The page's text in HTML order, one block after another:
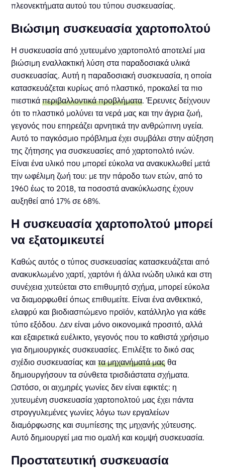
πλεονεκτήματα αυτού του τύπου συσκευασίας.
Βιώσιμη συσκευασία χαρτοπολτού
Η συσκευασία από χυτευμένο χαρτοπολτό αποτελεί μια
βιώσιμη εναλλακτική λύση στα παραδοσιακά υλικά
συσκευασίας. Αυτή η παραδοσιακή συσκευασία, η οποία
κατασκευάζεται κυρίως από πλαστικό, προκαλεί τα πιο
πιεστικάπεριβαλλοντικά προβλήματα. Έρευνες δείχνουν
ότι το πλαστικό μολύνει τα νερά μας και την άγρια ζωή,
γεγονός που επηρεάζει αρνητικά την ανθρώπινη υγεία.
Αυτό το παγκόσμιο πρόβλημα έχει συμβάλει στην αύξηση
της ζήτησης για συσκευασίες από χαρτοπολτό ινών.
Είναι ένα υλικό που μπορεί εύκολα να ανακυκλωθεί μετά
την ωφέλιμη ζωή του: με την πάροδο των ετών, από το
1960 έως το 2018, τα ποσοστά ανακύκλωσης έχουν
αυξηθεί από 17% σε 68%.
Η συσκευασία χαρτοπολτού μπορεί
να εξατομικευτεί
Καθώς αυτός ο τύπος συσκευασίας κατασκευάζεται από
ανακυκλωμένο χαρτί, χαρτόνι ή άλλα ινώδη υλικά και στη
συνέχεια χυτεύεται στο επιθυμητό σχήμα, μπορεί εύκολα
να διαμορφωθεί όπως επιθυμείτε. Είναι ένα ανθεκτικό,
ελαφρύ και βιοδιασπώμενο προϊόν, κατάλληλο για κάθε
τύπο εξόδου. Δεν είναι μόνο οικονομικά προσιτό, αλλά
και εξαιρετικά ευέλικτο, γεγονός που το καθιστά χρήσιμο
για δημιουργικές συσκευασίες. Επιλέξτε το δικό σας
σχέδιο συσκευασίας καιτα μηχανήματά μας θα
δημιουργήσουν τα σύνθετα τρισδιάστατα σχήματα.
Ωστόσο, οι αιχμηρές γωνίες δεν είναι εφικτές: η
χυτευμένη συσκευασία χαρτοπολτού μας έχει πάντα
στρογγυλεμένες γωνίες λόγω των εργαλείων
διαμόρφωσης και συμπίεσης της μηχανής χύτευσης.
Αυτό δημιουργεί μια πιο ομαλή και κομψή συσκευασία.
Προστατευτική συσκευασία